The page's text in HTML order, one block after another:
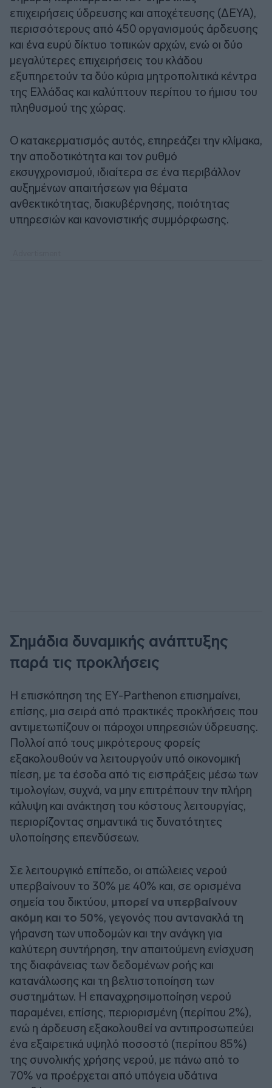
επιχειρήσεις ύδρευσης και αποχέτευσης (ΔΕΥΑ),
περισσότερους από 450 οργανισμούς άρδευσης
και ένα ευρύ δίκτυο τοπικών αρχών, ενώ οι δύο
μεγαλύτερες επιχειρήσεις του κλάδου
εξυπηρετούν τα δύο κύρια μητροπολιτικά κέντρα
της Ελλάδας και καλύπτουν περίπου το ήμισυ του
πληθυσμού της χώρας.
Ο κατακερματισμός αυτός, επηρεάζει την κλίμακα,
την αποδοτικότητα και τον ρυθμό
εκσυγχρονισμού, ιδιαίτερα σε ένα περιβάλλον
αυξημένων απαιτήσεων για θέματα
ανθεκτικότητας, διακυβέρνησης, ποιότητας
υπηρεσιών και κανονιστικής συμμόρφωσης.
Σημάδια δυναμικής ανάπτυξης
παρά τις προκλήσεις
Η επισκόπηση της EY-Parthenon επισημαίνει,
επίσης, μια σειρά από πρακτικές προκλήσεις που
αντιμετωπίζουν οι πάροχοι υπηρεσιών ύδρευσης.
Πολλοί από τους μικρότερους φορείς
εξακολουθούν να λειτουργούν υπό οικονομική
πίεση, με τα έσοδα από τις εισπράξεις μέσω των
τιμολογίων, συχνά, να μην επιτρέπουν την πλήρη
κάλυψη και ανάκτηση του κόστους λειτουργίας,
περιορίζοντας σημαντικά τις δυνατότητες
υλοποίησης επενδύσεων.
Σε λειτουργικό επίπεδο, οι απώλειες νερού
υπερβαίνουν το 30% με 40% και, σε ορισμένα
σημεία του δικτύου, μπορεί να υπερβαίνουν
ακόμη και το 50%, γεγονός που αντανακλά τη
γήρανση των υποδομών και την ανάγκη για
καλύτερη συντήρηση, την απαιτούμενη ενίσχυση
της διαφάνειας των δεδομένων ροής και
κατανάλωσης και τη βελτιστοποίηση των
συστημάτων. Η επαναχρησιμοποίηση νερού
παραμένει, επίσης, περιορισμένη (περίπου 2%),
ενώ η άρδευση εξακολουθεί να αντιπροσωπεύει
ένα εξαιρετικά υψηλό ποσοστό (περίπου 85%)
της συνολικής χρήσης νερού, με πάνω από το
70% να προέρχεται από υπόγεια υδάτινα